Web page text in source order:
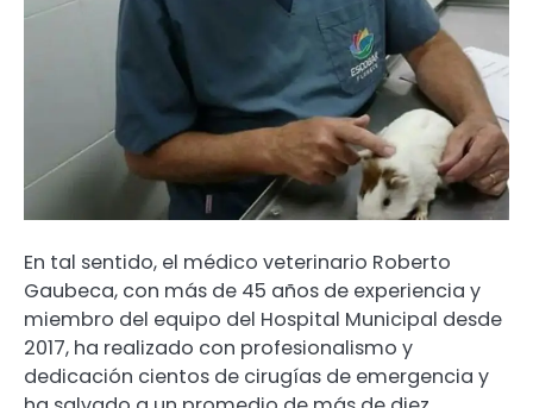
En tal sentido, el médico veterinario Roberto
Gaubeca, con más de 45 años de experiencia y
miembro del equipo del Hospital Municipal desde
2017, ha realizado con profesionalismo y
dedicación cientos de cirugías de emergencia y